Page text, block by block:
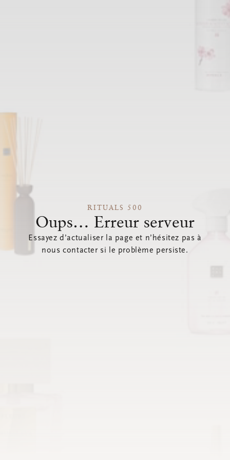
RITUALS 500
Oups… Erreur serveur
Essayez d’actualiser la page et n’hésitez pas à
nous contacter si le problème persiste.